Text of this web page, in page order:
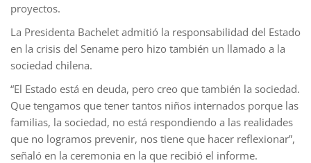
proyectos.
La Presidenta Bachelet admitió la responsabilidad del Estado
en la crisis del Sename pero hizo también un llamado a la
sociedad chilena.
“El Estado está en deuda, pero creo que también la sociedad.
Que tengamos que tener tantos niños internados porque las
familias, la sociedad, no está respondiendo a las realidades
que no logramos prevenir, nos tiene que hacer reflexionar”,
señaló en la ceremonia en la que recibió el informe.